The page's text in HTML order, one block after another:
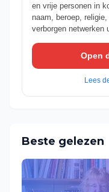
en vrije personen in
naam, beroep,
verborgen netwerken
Open
Lees
Beste gelezen